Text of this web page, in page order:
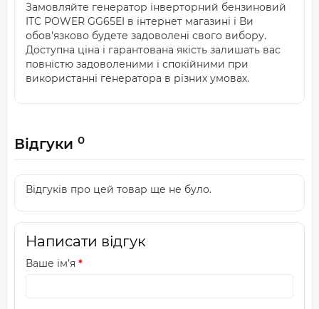
Замовляйте генератор інверторний бензиновий
ITC POWER GG65EI в інтернет магазині і Ви
обов'язково будете задоволені свого вибору.
Доступна ціна і гарантована якість залишать вас
повністю задоволеними і спокійними при
використанні генератора в різних умовах.
Відгуки 0
Відгуків про цей товар ще не було.
Написати відгук
Ваше ім’я